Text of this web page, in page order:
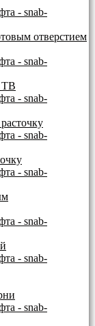
отверстием
ТВ